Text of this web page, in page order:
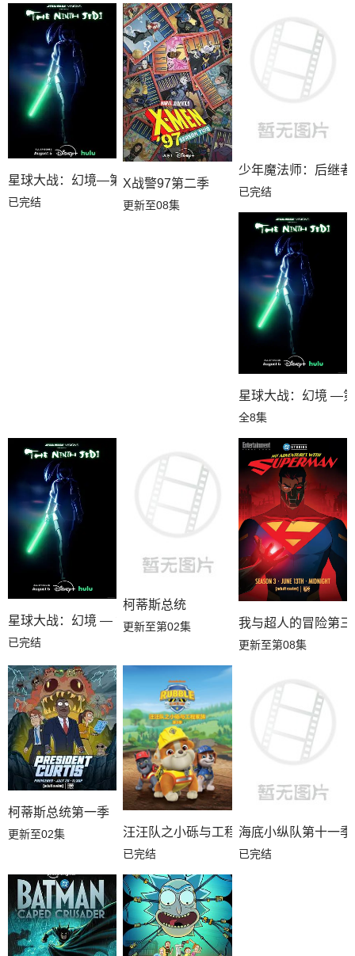
第01集
星球大战：幻境—第九个绝地武士
已完结
X战警97第二季
更新至08集
少年魔法师：后继
已完结
星球大战：幻境 —
全8集
星球大战：幻境 — 第九个绝地武士
已完结
柯蒂斯总统
更新至第02集 我与超人的冒险第三
更新至第08集
柯蒂斯总统第一季
更新至02集 汪汪队之小砾与工程家族第三季国语
已完结
海底小纵队第十一季
已完结